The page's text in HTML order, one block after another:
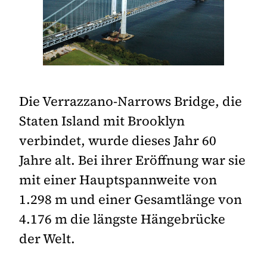
Die Verrazzano-Narrows Bridge, die
Staten Island mit Brooklyn
verbindet, wurde dieses Jahr 60
Jahre alt. Bei ihrer Eröffnung war sie
mit einer Hauptspannweite von
1.298 m und einer Gesamtlänge von
4.176 m die längste Hängebrücke
der Welt.